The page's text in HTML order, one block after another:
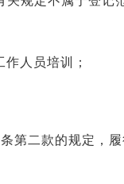
人员培训；
第二款的规定，履